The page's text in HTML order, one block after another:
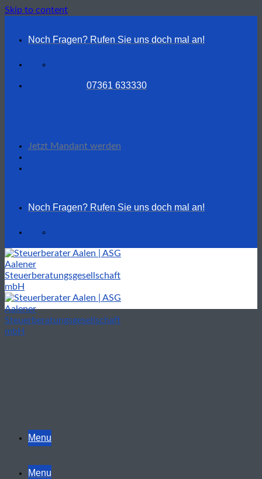
Skip to content
Noch Fragen? Rufen Sie uns doch mal an!
07361 633330
Jetzt Mandant werden
Noch Fragen? Rufen Sie uns doch mal an!
Menu
Menu